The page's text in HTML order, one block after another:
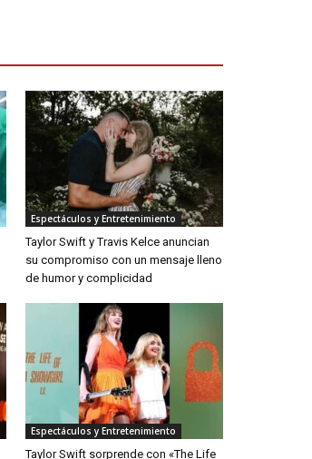
Espectáculos y Entretenimiento
Taylor Swift y Travis Kelce anuncian
su compromiso con un mensaje lleno
de humor y complicidad
Espectáculos y Entretenimiento
Taylor Swift sorprende con «The Life